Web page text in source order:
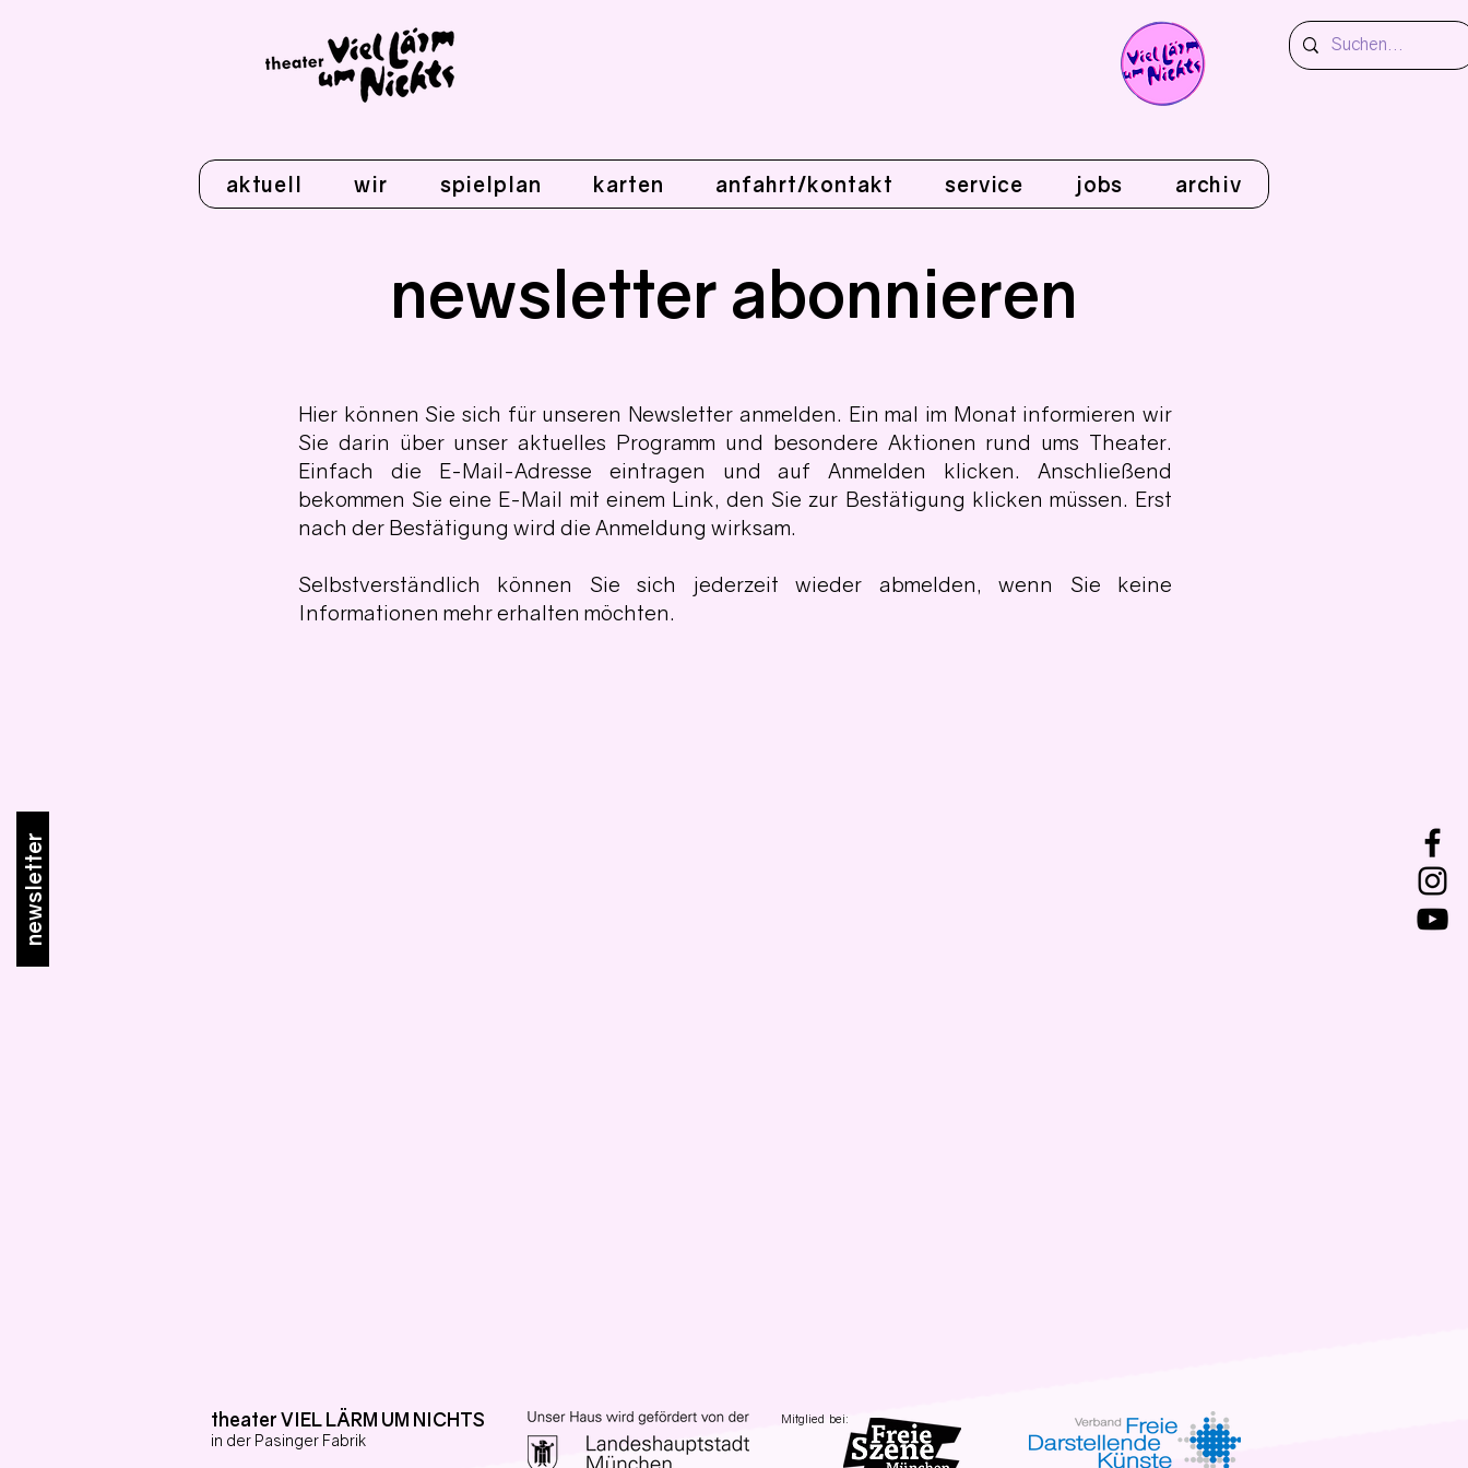
aktuell wir spielplan karten anfahrt/kontakt service jobs archiv
newsletter
newsletter abonnieren
Hier können Sie sich für unseren Newsletter anmelden. Ein mal im Monat informieren wir
Sie darin über unser aktuelles Programm und besondere Aktionen rund ums Theater.
Einfach die E-Mail-Adresse eintragen und auf Anmelden klicken. Anschließend
bekommen Sie eine E-Mail mit einem Link, den Sie zur Bestätigung klicken müssen. Erst
nach der Bestätigung wird die Anmeldung wirksam.
Selbstverständlich können Sie sich jederzeit wieder abmelden, wenn Sie keine
Informationen mehr erhalten möchten.
theater VIEL LÄRM UM NICHTS
in der Pasinger Fabrik
Mitglied bei: